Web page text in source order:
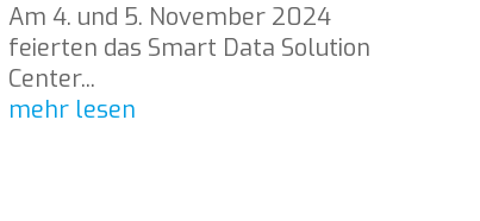
Am 4. und 5. November 2024
feierten das Smart Data Solution
Center...
mehr lesen